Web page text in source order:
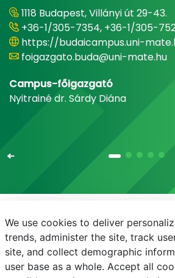
1118 Budapest, Villányi út 29-43.
+36-1/305-7354, +36-1/305-
https://budaicampus.uni-
foigazgato.buda@uni-mate.hu
Campus-főigazgató
Nyitrainé dr. Sárdy Diána
E-mail Telefonkönyv
Bejelentkezés
We use cookies to deliver
trends, administer the site, track
site, and collect demographic
user base as a whole. Accept all